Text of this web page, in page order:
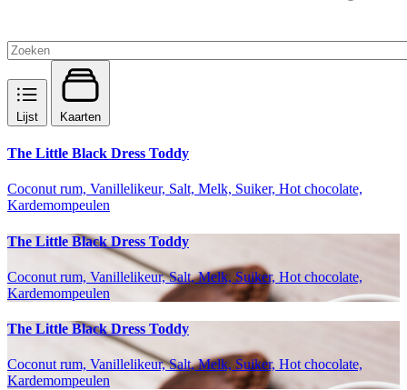
Lijst Kaarten
The Little Black Dress Toddy
Coconut rum, Vanillelikeur, Salt, Melk, Suiker, Hot chocolate,
Kardemompeulen
The Little Black Dress Toddy
Coconut rum, Vanillelikeur, Salt, Melk, Suiker, Hot chocolate,
Kardemompeulen
The Little Black Dress Toddy
Coconut rum, Vanillelikeur, Salt, Melk, Suiker, Hot chocolate,
Kardemompeulen